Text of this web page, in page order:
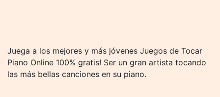
Juega a los mejores y más jóvenes Juegos de Tocar
Piano Online 100% gratis! Ser un gran artista tocando
las más bellas canciones en su piano.